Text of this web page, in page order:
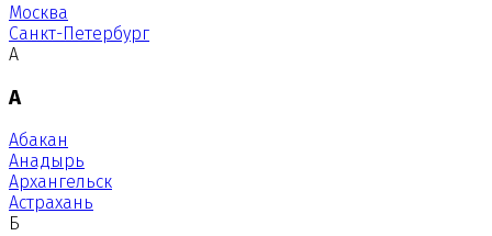
Москва
Санкт-Петербург
А
А
Абакан
Анадырь
Архангельск
Астрахань
Б